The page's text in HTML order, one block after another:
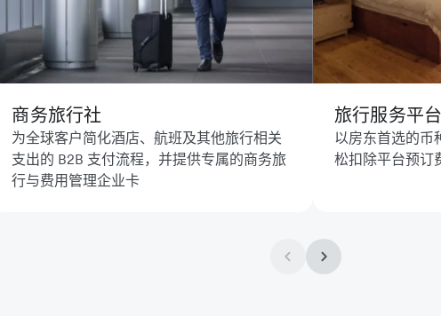
商务旅行社
为全球客户简化酒店、航班及其他旅行相关
支出的 B2B 支付流程，并提供专属的商务旅
行与费用管理企业卡
旅行服务平
以房东首选的币
松扣除平台预订